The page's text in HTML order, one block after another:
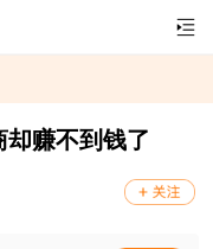
赚不到钱了